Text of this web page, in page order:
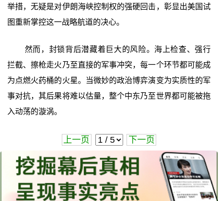
举措，无疑是对伊朗海峡控制权的强硬回击，彰显出美国试
图重新掌控这一战略航道的决心。
然而，封锁背后潜藏着巨大的风险。海上检查、强行
拦截、擦枪走火乃至直接的军事冲突，每一个环节都可能成
为点燃火药桶的火星。当微妙的政治博弈演变为实质性的军
事对抗，其后果将难以估量，整个中东乃至世界都可能被拖
入动荡的漩涡。
上一页 下一页